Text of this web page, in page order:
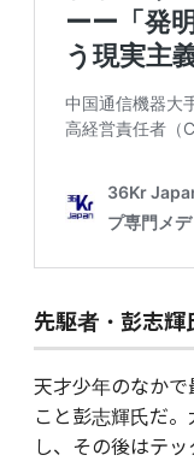
先駆者・彭志輝
天才少年のなか
こと彭志輝氏だ
し、その後はテ